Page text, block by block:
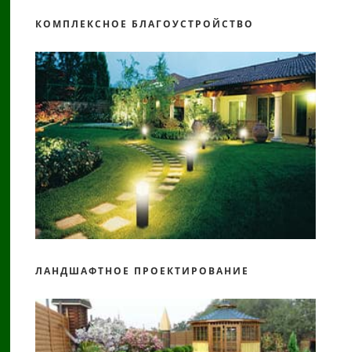
КОМПЛЕКСНОЕ БЛАГОУСТРОЙСТВО
ЛАНДШАФТНОЕ ПРОЕКТИРОВАНИЕ